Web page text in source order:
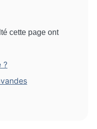
cette page ont
?